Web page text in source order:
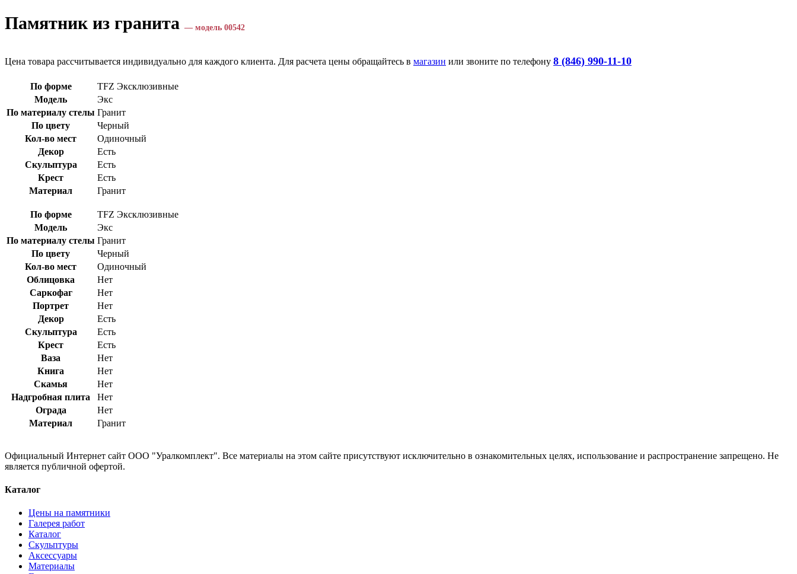
Памятник из гранита — модель 00542
Цена товара рассчитывается индивидуально для каждого клиента. Для расчета цены обращайтесь в магазин или звоните по телефону 8 (846) 990-11-10
По форме
TFZ Эксклюзивные
Модель
Экс
По материалу стелы Гранит
По цвету
Черный
Кол-во мест
Одиночный
Декор
Есть
Скульптура
Есть
Крест
Есть
Материал
Гранит
По форме
TFZ Эксклюзивные
Модель
Экс
По материалу стелы Гранит
По цвету
Черный
Кол-во мест
Одиночный
Облицовка
Нет
Саркофаг
Нет
Портрет
Нет
Декор
Есть
Скульптура
Есть
Крест
Есть
Ваза
Нет
Книга
Нет
Скамья
Нет
Надгробная плита
Нет
Ограда
Нет
Материал
Гранит
Официальный Интернет сайт ООО "Уралкомплект". Все материалы на этом сайте присутствуют исключительно в ознакомительных целях, использование и распространение запрещено. Не
является публичной офертой.
Каталог
Цены на памятники
Галерея работ
Каталог
Скульптуры
Аксессуары
Материалы